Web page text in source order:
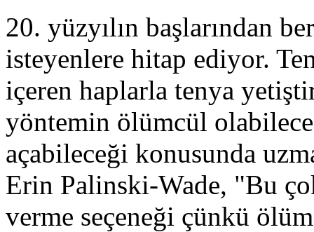
20. yüzyılın başlarından
isteyenlere hitap ediyor.
içeren haplarla tenya
yöntemin ölümcül
açabileceği konusunda
Erin Palinski-Wade, "Bu
verme seçeneği çünkü